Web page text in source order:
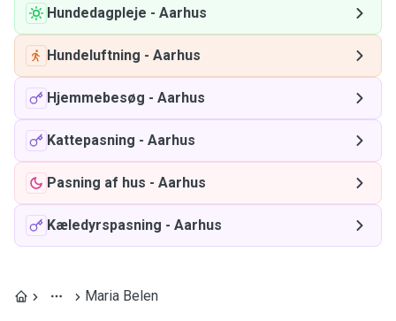
Hundedagpleje - Aarhus
Hundeluftning - Aarhus
Hjemmebesøg - Aarhus
Kattepasning - Aarhus
Pasning af hus - Aarhus
Kæledyrspasning - Aarhus
Maria Belen